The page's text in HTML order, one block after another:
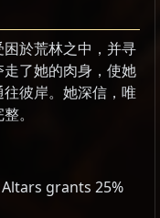
於荒林之中，并寻
了她的肉身，使她
彼岸。她深信，唯
。
grants 25%